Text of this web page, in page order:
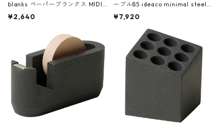
blanks ペーパーブランクス MIDI
ハードカバー 罫線 ヴァン・ゴッホ
¥2,640
ーブルB5 ideaco minimal steel f
urniture WALL Table B5 ネイビー
¥7,920